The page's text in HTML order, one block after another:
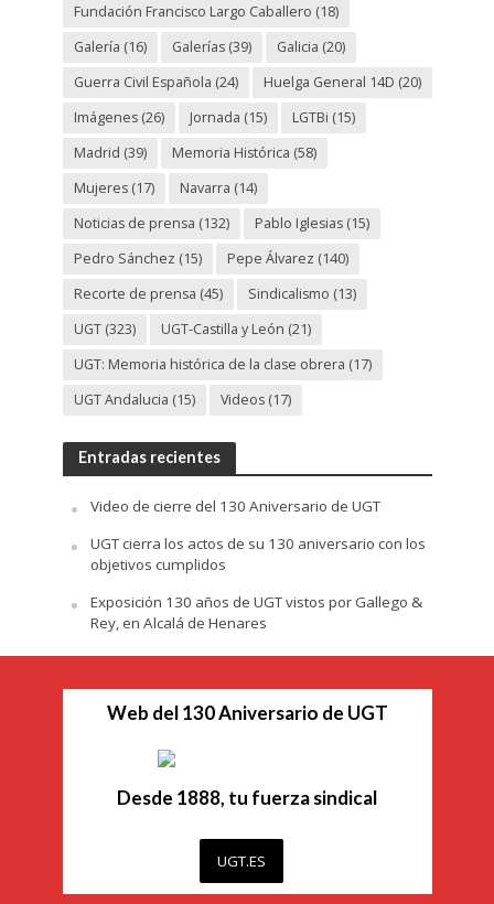
Fundación Francisco Largo Caballero (18)
Galería (16) Galerías(39) Galicia (20)
Guerra Civil Española (24) Huelga General 14D (20)
Imágenes(26) Jornada (15) LGTBi (15)
Madrid (39) Memoria Histórica (58)
Mujeres(17) Navarra (14)
Noticias de prensa (132) Pablo Iglesias(15)
Pedro Sánchez (15) Pepe Álvarez (140)
Recorte de prensa (45) Sindicalismo (13)
UGT(323) UGT-Castilla y León (21)
UGT: Memoria histórica de la clase obrera (17)
UGT Andalucia (15) Videos(17)
Entradas recientes
Video de cierre del 130 Aniversario de UGT
UGT cierra los actos de su 130 aniversario con los
objetivos cumplidos
Exposición 130 años de UGT vistos por Gallego &
Rey, en Alcalá de Henares
Web del 130 Aniversario de UGT
Desde 1888, tu fuerza sindical
UGT.ES